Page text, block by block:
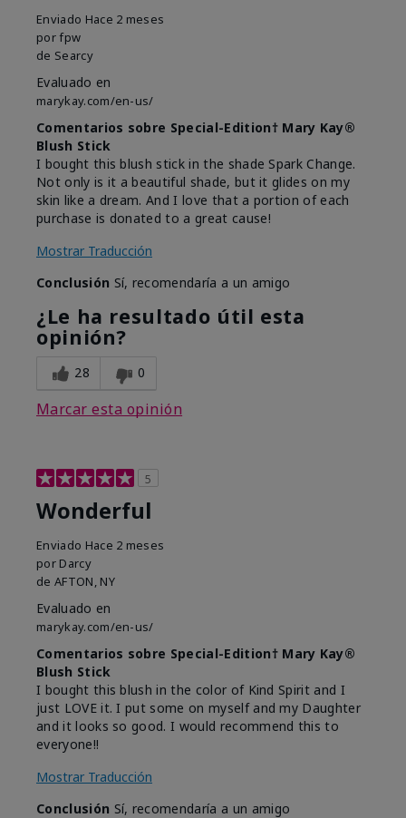
Enviado Hace 2 meses
porfpw
de Searcy
Evaluado en
marykay.com/en-us/
Comentarios sobre Special-Edition† Mary Kay®
Blush Stick
I bought this blush stick in the shade Spark Change.
Not only is it a beautiful shade, but it glides on my
skin like a dream. And I love that a portion of each
purchase is donated to a great cause!
Mostrar Traducción
Conclusión Sí, recomendaría a un amigo
¿Le ha resultado útil esta
opinión?
28 0
Marcar esta opinión
5
Wonderful
Enviado Hace 2 meses
por Darcy
de AFTON, NY
Evaluado en
marykay.com/en-us/
Comentarios sobre Special-Edition† Mary Kay®
Blush Stick
I bought this blush in the color of Kind Spirit and I
just LOVE it. I put some on myself and my Daughter
and it looks so good. I would recommend this to
everyone!!
Mostrar Traducción
Conclusión Sí, recomendaría a un amigo